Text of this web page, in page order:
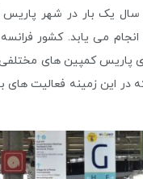
یک بار در شهر پاریس
می یابد. کشور فرانسه
پاریس کمپین های مختلفی
در این زمینه فعالیت های